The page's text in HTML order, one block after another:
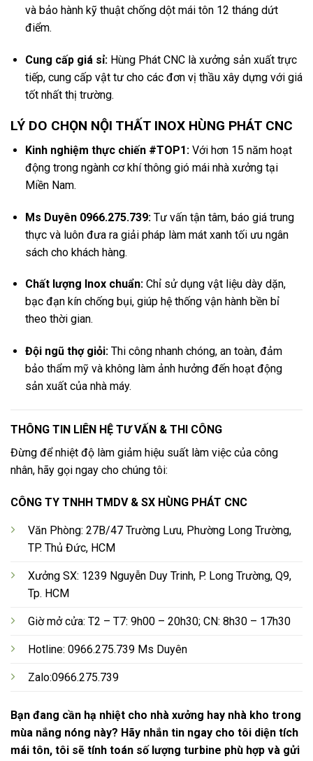
và bảo hành kỹ thuật chống dột mái tôn 12 tháng dứt
điểm.
Cung cấp giá sỉ:Hùng Phát CNC là xưởng sản xuất trực
tiếp, cung cấp vật tư cho các đơn vị thầu xây dựng với giá
tốt nhất thị trường.
LÝ DO CHỌN NỘI THẤT INOX HÙNG PHÁT CNC
Kinh nghiệm thực chiến #TOP1:Với hơn 15 năm hoạt
động trong ngành cơ khí thông gió mái nhà xưởng tại
Miền Nam.
Ms Duyên 0966.275.739:Tư vấn tận tâm, báo giá trung
thực và luôn đưa ra giải pháp làm mát xanh tối ưu ngân
sách cho khách hàng.
Chất lượng Inox chuẩn:Chỉ sử dụng vật liệu dày dặn,
bạc đạn kín chống bụi, giúp hệ thống vận hành bền bỉ
theo thời gian.
Đội ngũ thợ giỏi:Thi công nhanh chóng, an toàn, đảm
bảo thẩm mỹ và không làm ảnh hưởng đến hoạt động
sản xuất của nhà máy.
THÔNG TIN LIÊN HỆ TƯ VẤN & THI CÔNG
Đừng để nhiệt độ làm giảm hiệu suất làm việc của công
nhân, hãy gọi ngay cho chúng tôi:
CÔNG TY TNHH TMDV & SX HÙNG PHÁT CNC
Văn Phòng: 27B/47 Trường Lưu, Phường Long Trường,
TP. Thủ Đức, HCM
Xưởng SX: 1239 Nguyễn Duy Trinh, P. Long Trường, Q9,
Tp. HCM
Giờ mở cửa: T2 – T7: 9h00 – 20h30; CN: 8h30 – 17h30
Hotline: 0966.275.739 Ms Duyên
Zalo:0966.275.739
Bạn đang cần hạ nhiệt cho nhà xưởng hay nhà kho trong
mùa nắng nóng này? Hãy nhắn tin ngay cho tôi diện tích
mái tôn, tôi sẽ tính toán số lượng turbine phù hợp và gửi